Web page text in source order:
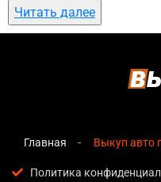
ожидание. С нами вы можете
Березаньвсего за 1 день.
авто после пожара
озвучивается сразу
Прозрачные условия—
Читать далее
Главная Выкуп авто
Политика